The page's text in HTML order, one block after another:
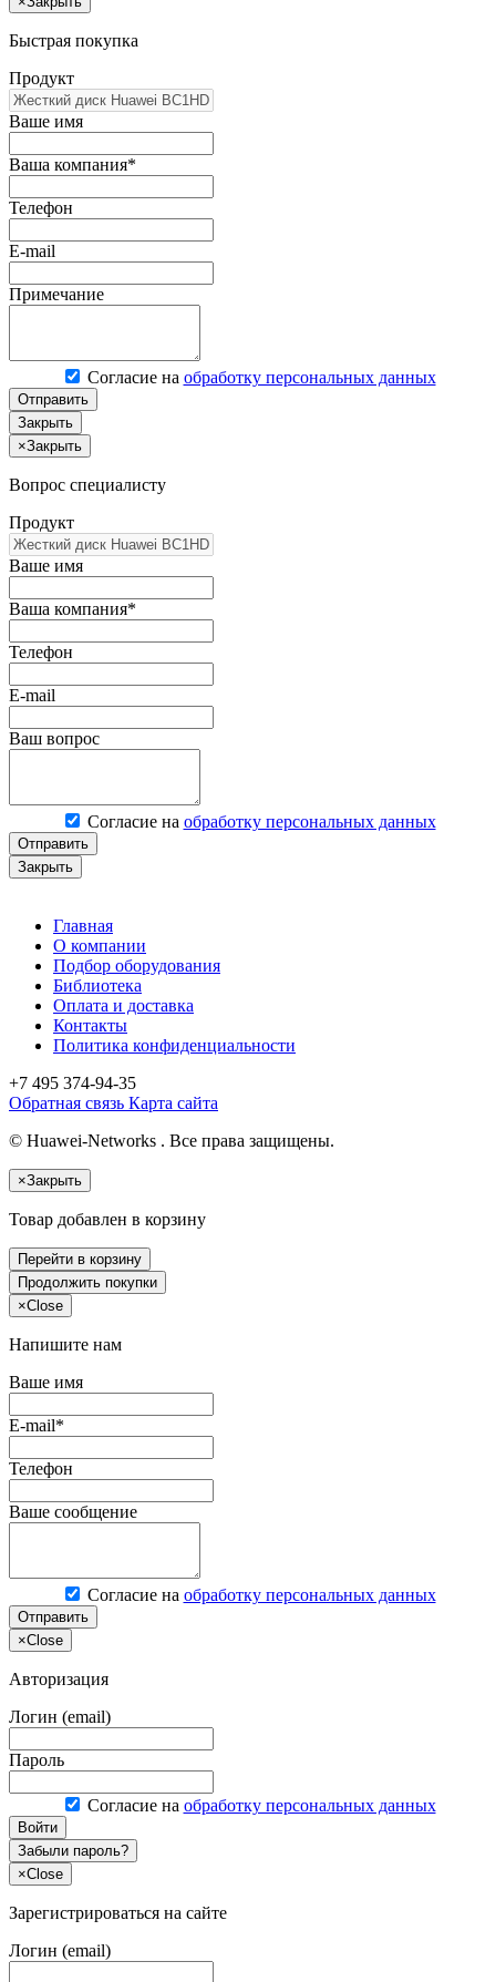
Быстрая покупка
Продукт
Ваше имя
Ваша компания*
Телефон
E-mail
Примечание
Согласие на обработку персональных данных
Отправить
Закрыть
×Закрыть
Вопрос специалисту
Продукт
Ваше имя
Ваша компания*
Телефон
E-mail
Ваш вопрос
Согласие на обработку персональных данных
Отправить
Закрыть
Главная
О компании
Подбор оборудования
Библиотека
Оплата и доставка
Контакты
Политика конфиденциальности
+7 495 374-94-35
Обратная связь Карта сайта
© Huawei-Networks . Все права защищены.
×Закрыть
Товар добавлен в корзину
Перейти в корзину
Продолжить покупки
×Close
Напишите нам
Ваше имя
E-mail*
Телефон
Ваше сообщение
Согласие на обработку персональных данных
Отправить
×Close
Авторизация
Логин (email)
Пароль
Согласие на обработку персональных данных
Войти
Забыли пароль?
×Close
Зарегистрироваться на сайте
Логин (email)